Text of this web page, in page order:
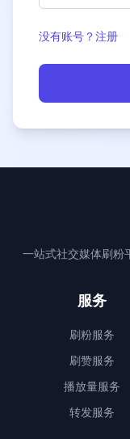
没有账号？注册
一站式社交媒体刷粉
服务
刷粉服务
刷赞服务
播放量服务
转发服务